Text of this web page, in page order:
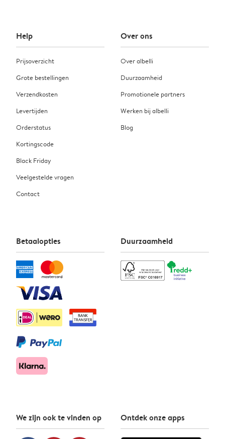
Help
Prijsoverzicht
Grote bestellingen
Verzendkosten
Levertijden
Orderstatus
Kortingscode
Black Friday
Veelgestelde vragen
Contact
Over ons
Over albelli
Duurzaamheid
Promotionele partners
Werken bij albelli
Blog
Betaalopties Duurzaamheid
We zijn ook te vinden op Ontdek onze apps